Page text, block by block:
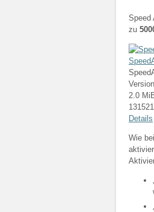
Speed
zu
2.0
Details
Wie